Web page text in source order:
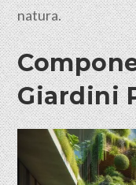
natura.
Giardini